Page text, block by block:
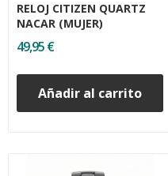
RELOJ CITIZEN QUARTZ
NACAR (MUJER)
49,95 €
Añadir al carrito